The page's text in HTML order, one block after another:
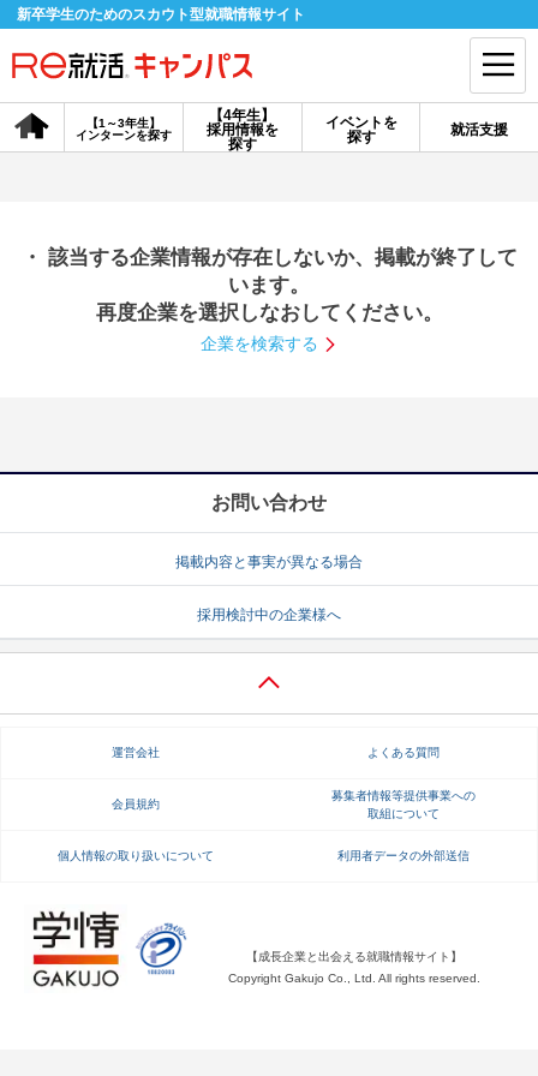
新卒学生のためのスカウト型就職情報サイト
【4年生】
採用情報を
探す
【1～3年生】
インターンを探す
イベントを
探す
就活支援
会員登録 ログイン
探す
【4年生】
説明会を探す
就活ノウハウ・サポート
就活ノウハウが満載！ お役立ち記事・相談室など
就活ニュースペーパー よくある質問
不明点があればこちら
・ 該当する企業情報が存在しないか、掲載が終了して
います。
再度企業を選択しなおしてください。
企業を検索する
お問い合わせ
掲載内容と事実が異なる場合
採用検討中の企業様へ
運営会社 よくある質問
会員規約
募集者情報等提供事業への
取組について
個人情報の取り扱いについて 利用者データの外部送信
【成長企業と出会える就職情報サイト】
Copyright Gakujo Co., Ltd. All rights reserved.